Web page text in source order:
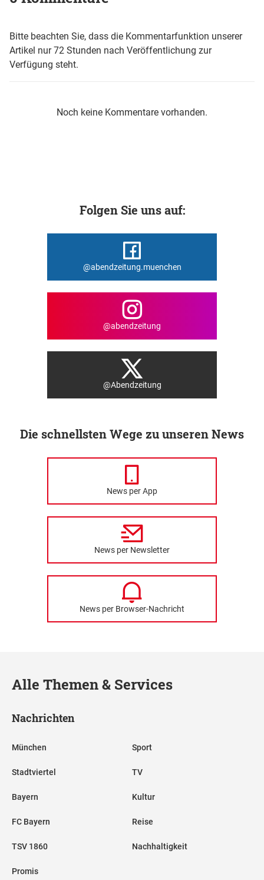
Bitte beachten Sie, dass die Kommentarfunktion unserer
Artikel nur 72 Stunden nach Veröffentlichung zur
Verfügung steht.
Noch keine Kommentare vorhanden.
Folgen Sie uns auf:
@abendzeitung.muenchen
@abendzeitung
@Abendzeitung
Die schnellsten Wege zu unseren News
News per App
News per Newsletter
News per Browser-Nachricht
Alle Themen & Services
Nachrichten
München
Stadtviertel
Bayern
FC Bayern
TSV 1860
Promis
Sport
TV
Kultur
Reise
Nachhaltigkeit